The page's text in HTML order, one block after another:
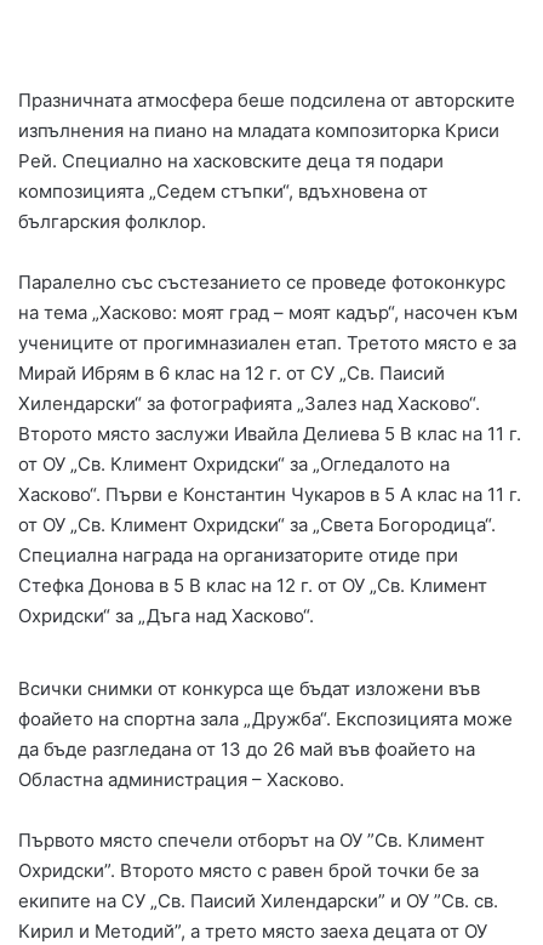
Празничната атмосфера беше подсилена от авторските
изпълнения на пиано на младата композиторка Криси
Рей. Специално на хасковските деца тя подари
композицията „Седем стъпки“, вдъхновена от
българския фолклор.
Паралелно със състезанието се проведе фотоконкурс
на тема „Хасково: моят град – моят кадър“, насочен към
учениците от прогимназиален етап. Третото място е за
Мирай Ибрям в 6 клас на 12 г. от СУ „Св. Паисий
Хилендарски“ за фотографията „Залез над Хасково“.
Второто място заслужи Ивайла Делиева 5 В клас на 11 г.
от ОУ „Св. Климент Охридски“ за „Огледалото на
Хасково“. Първи е Константин Чукаров в 5 А клас на 11 г.
от ОУ „Св. Климент Охридски“ за „Света Богородица“.
Специална награда на организаторите отиде при
Стефка Донова в 5 В клас на 12 г. от ОУ „Св. Климент
Охридски“ за „Дъга над Хасково“.
Всички снимки от конкурса ще бъдат изложени във
фоайето на спортна зала „Дружба“. Експозицията може
да бъде разгледана от 13 до 26 май във фоайето на
Областна администрация – Хасково.
Първото място спечели отборът на ОУ ”Св. Климент
Охридски”. Второто място с равен брой точки бе за
екипите на СУ „Св. Паисий Хилендарски” и ОУ ”Св. св.
Кирил и Методий”, а трето място заеха децата от ОУ